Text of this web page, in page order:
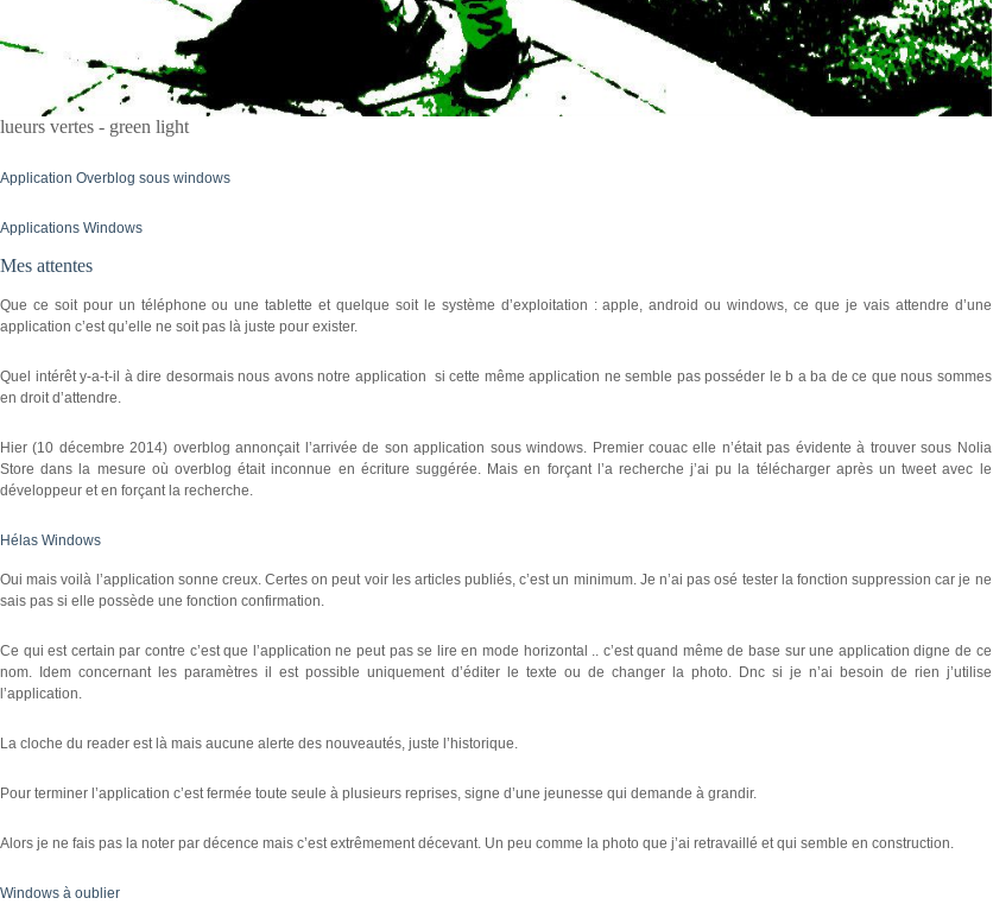
lueurs vertes - green light
Application Overblog sous windows
Applications Windows
Mes attentes
Que ce soit pour un téléphone ou une tablette et quelque soit le système d’exploitation : apple, android ou windows, ce que je vais attendre d’une
application c’est qu’elle ne soit pas là juste pour exister.
Quel intérêt y-a-t-il à dire desormais nous avons notre application si cette même application ne semble pas posséder le b a ba de ce que nous sommes
en droit d’attendre.
Hier (10 décembre 2014) overblog annonçait l’arrivée de son application sous windows. Premier couac elle n’était pas évidente à trouver sous Nolia
Store dans la mesure où overblog était inconnue en écriture suggérée. Mais en forçant l’a recherche j’ai pu la télécharger après un tweet avec le
développeur et en forçant la recherche.
Hélas Windows
Oui mais voilà l’application sonne creux. Certes on peut voir les articles publiés, c’est un minimum. Je n’ai pas osé tester la fonction suppression car je ne
sais pas si elle possède une fonction confirmation.
Ce qui est certain par contre c’est que l’application ne peut pas se lire en mode horizontal .. c’est quand même de base sur une application digne de ce
nom. Idem concernant les paramètres il est possible uniquement d’éditer le texte ou de changer la photo. Dnc si je n’ai besoin de rien j’utilise
l’application.
La cloche du reader est là mais aucune alerte des nouveautés, juste l’historique.
Pour terminer l’application c’est fermée toute seule à plusieurs reprises, signe d’une jeunesse qui demande à grandir.
Alors je ne fais pas la noter par décence mais c’est extrêmement décevant. Un peu comme la photo que j’ai retravaillé et qui semble en construction.
Windows à oublier